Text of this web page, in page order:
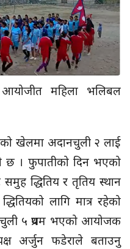
महिला भलिबल
खेलमा अदानचुली २ लाई
छ । फुपातीको दिन भएको
द्धितिय र तृतिय स्थान
लागि मात्र रहेको
५ प्रथम भएको आयोजक
अर्जुन फडेराले बताउनु